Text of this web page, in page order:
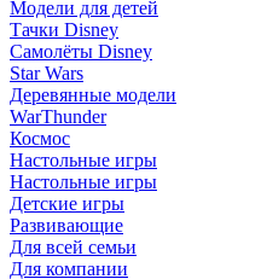
Модели для детей
Тачки Disney
Самолёты Disney
Star Wars
Деревянные модели
WarThunder
Космос
Настольные игры
Настольные игры
Детские игры
Развивающие
Для всей семьи
Для компании